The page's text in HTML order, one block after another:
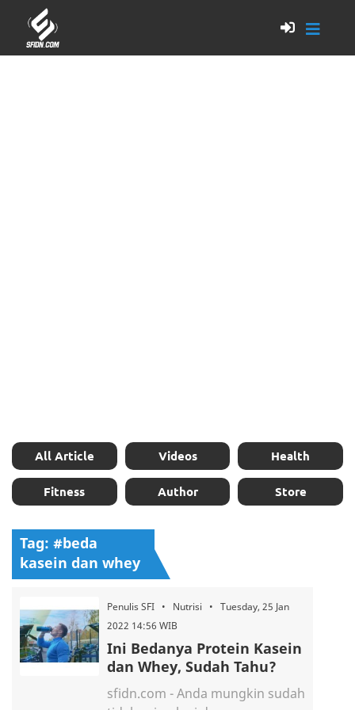
All Article Videos Health
Fitness Author Store
Tag: #beda
kasein dan whey
Penulis SFI • Nutrisi • Tuesday, 25 Jan
2022 14:56 WIB
Ini Bedanya Protein Kasein
dan Whey, Sudah Tahu?
sfidn.com - Anda mungkin sudah